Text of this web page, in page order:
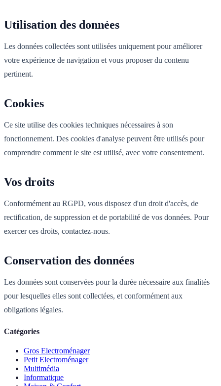
Utilisation des données
Les données collectées sont utilisées uniquement pour améliorer
votre expérience de navigation et vous proposer du contenu
pertinent.
Cookies
Ce site utilise des cookies techniques nécessaires à son
fonctionnement. Des cookies d'analyse peuvent être utilisés pour
comprendre comment le site est utilisé, avec votre consentement.
Vos droits
Conformément au RGPD, vous disposez d'un droit d'accès, de
rectification, de suppression et de portabilité de vos données. Pour
exercer ces droits, contactez-nous.
Conservation des données
Les données sont conservées pour la durée nécessaire aux finalités
pour lesquelles elles sont collectées, et conformément aux
obligations légales.
Catégories
Gros Electroménager
Petit Electroménager
Multimédia
Informatique